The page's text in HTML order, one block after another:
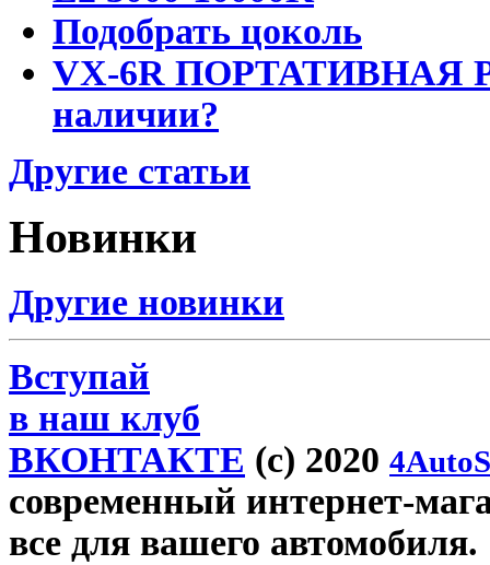
Подобрать цоколь
VX-6R ПОРТАТИВНАЯ
наличии?
Другие статьи
Новинки
Другие новинки
Вступай
в наш клуб
ВКОНТАКТЕ (c) 2020
современный интернет-
все для вашего автомобиля.